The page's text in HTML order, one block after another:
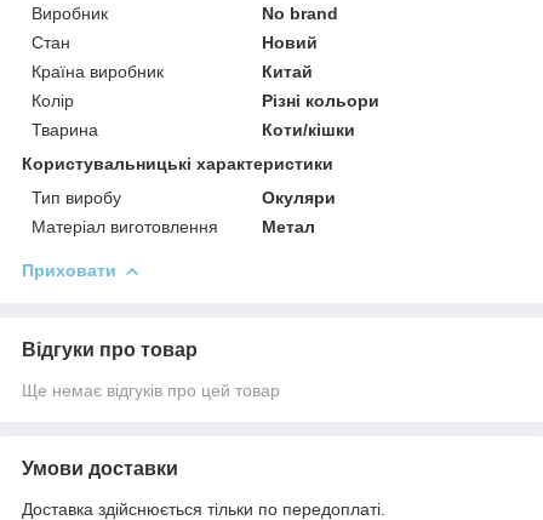
Виробник
No brand
Стан
Новий
Країна виробник
Китай
Колір
Різні кольори
Тварина
Коти/кішки
Користувальницькі характеристики
Тип виробу
Окуляри
Матеріал виготовлення
Метал
Приховати
Відгуки про товар
Ще немає відгуків про цей товар
Умови доставки
Доставка здійснюється тільки по передоплаті.